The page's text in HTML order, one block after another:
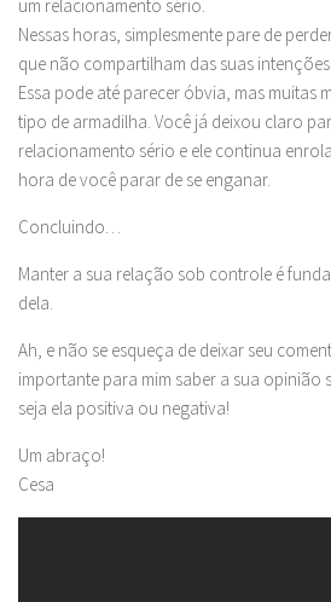
um relacionamento sério.
Nessas horas, simplesmente pare de
que não compartilham das suas intenções.
Essa pode até parecer óbvia, mas muitas
tipo de armadilha. Você já deixou claro
relacionamento sério e ele continua
hora de você parar de se enganar.
Concluindo…
Manter a sua relação sob controle é
dela.
Ah, e não se esqueça de deixar seu
importante para mim saber a sua opinião
seja ela positiva ou negativa!
Um abraço!
Cesa